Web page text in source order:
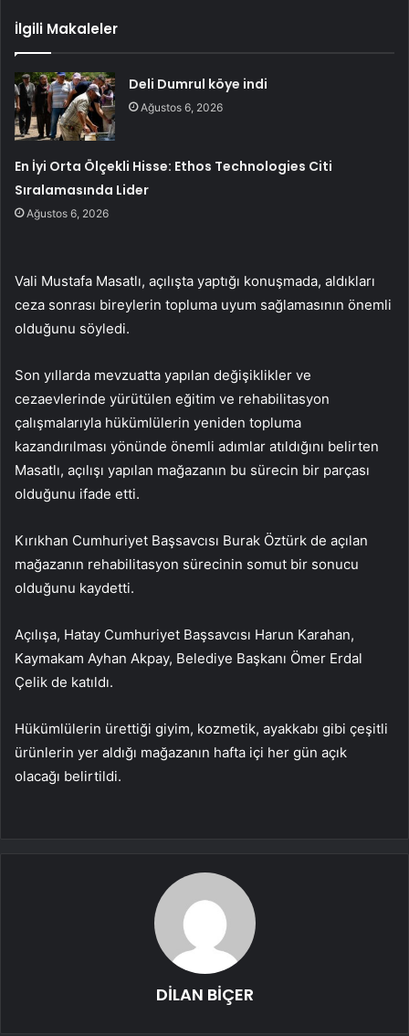
İlgili Makaleler
Deli Dumrul köye indi
Ağustos 6, 2026
En İyi Orta Ölçekli Hisse: Ethos Technologies Citi
Sıralamasında Lider
Ağustos 6, 2026
Vali Mustafa Masatlı, açılışta yaptığı konuşmada, aldıkları
ceza sonrası bireylerin topluma uyum sağlamasının önemli
olduğunu söyledi.
Son yıllarda mevzuatta yapılan değişiklikler ve
cezaevlerinde yürütülen eğitim ve rehabilitasyon
çalışmalarıyla hükümlülerin yeniden topluma
kazandırılması yönünde önemli adımlar atıldığını belirten
Masatlı, açılışı yapılan mağazanın bu sürecin bir parçası
olduğunu ifade etti.
Kırıkhan Cumhuriyet Başsavcısı Burak Öztürk de açılan
mağazanın rehabilitasyon sürecinin somut bir sonucu
olduğunu kaydetti.
Açılışa, Hatay Cumhuriyet Başsavcısı Harun Karahan,
Kaymakam Ayhan Akpay, Belediye Başkanı Ömer Erdal
Çelik de katıldı.
Hükümlülerin ürettiği giyim, kozmetik, ayakkabı gibi çeşitli
ürünlerin yer aldığı mağazanın hafta içi her gün açık
olacağı belirtildi.
DİLAN BİÇER